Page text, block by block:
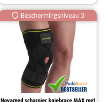
Beschermingsniveau 3
Novamed scharnier kniebrace MAX met